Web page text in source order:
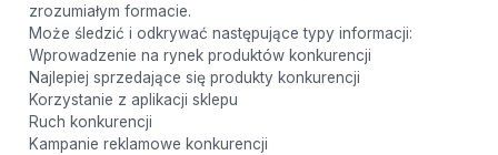
zrozumiałym formacie.
Może śledzić i odkrywać następujące typy informacji:
Wprowadzenie na rynek produktów konkurencji
Najlepiej sprzedające się produkty konkurencji
Korzystanie z aplikacji sklepu
Ruch konkurencji
Kampanie reklamowe konkurencji